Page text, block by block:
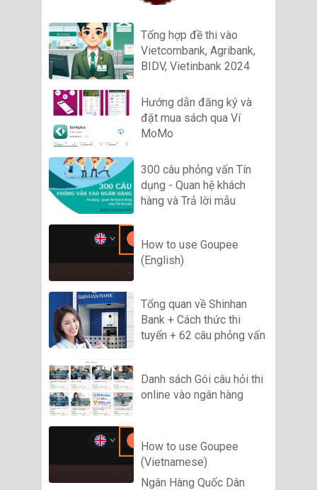
Tổng hợp đề thi vào
Vietcombank, Agribank,
BIDV, Vietinbank 2024
Hướng dẫn đăng ký và
đặt mua sách qua Ví
MoMo
300 câu phỏng vấn Tín
dụng - Quan hệ khách
hàng và Trả lời mẫu
How to use Goupee
(English)
Tổng quan về Shinhan
Bank + Cách thức thi
tuyển + 62 câu phỏng vấn
Danh sách Gói câu hỏi thi
online vào ngân hàng
How to use Goupee
(Vietnamese)
Ngân Hàng Quốc Dân